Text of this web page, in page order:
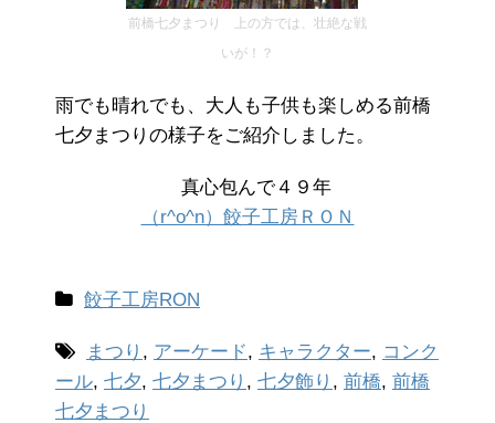
前橋七夕まつり 上の方では、壮絶な戦
いが！？
雨でも晴れでも、大人も子供も楽しめる前橋
七夕まつりの様子をご紹介しました。
真心包んで４９年
（r^o^n）餃子工房ＲＯＮ
餃子工房RON
まつり , アーケード, キャラクター, コンク
ール, 七夕, 七夕まつり , 七夕飾り , 前橋, 前橋
七夕まつり